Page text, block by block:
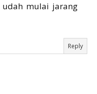
mulai jarang
Reply